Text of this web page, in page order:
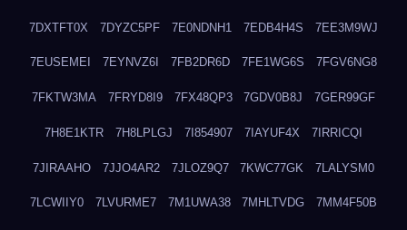
7DXTFT0X 7DYZC5PF 7E0NDNH1 7EDB4H4S 7EE3M9WJ
7EUSEMEI 7EYNVZ6I 7FB2DR6D 7FE1WG6S 7FGV6NG8
7FKTW3MA 7FRYD8I9 7FX48QP3 7GDV0B8J 7GER99GF
7H8E1KTR 7H8LPLGJ 7I854907 7IAYUF4X 7IRRICQI
7JIRAAHO 7JJO4AR2 7JLOZ9Q7 7KWC77GK 7LALYSM0
7LCWIIY0 7LVURME7 7M1UWA38 7MHLTVDG 7MM4F50B